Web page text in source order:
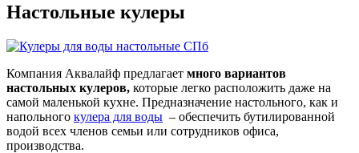
Настольные кулеры
Компания Аквалайф предлагает много вариантов
настольных кулеров, которые легко расположить даже на
самой маленькой кухне. Предназначение настольного, как и
напольного кулера для воды – обеспечить бутилированной
водой всех членов семьи или сотрудников офиса,
производства.